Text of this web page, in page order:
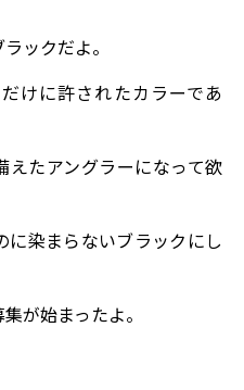
ックだよ。
けに許されたカラーであ
えたアングラーになって欲
染まらないブラックにし
が始まったよ。